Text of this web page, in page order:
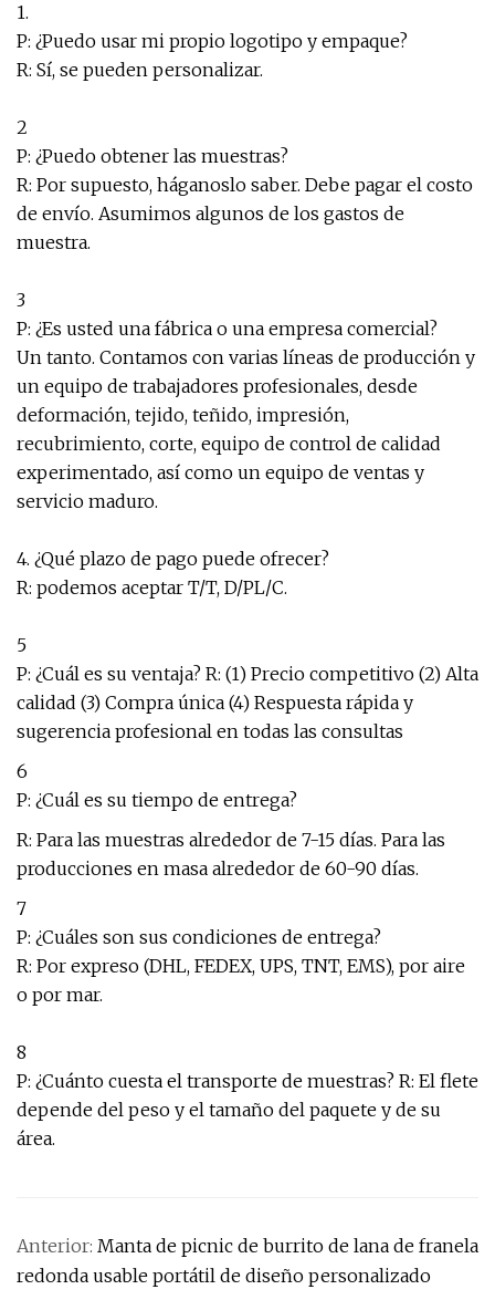
1.
P: ¿Puedo usar mi propio logotipo y empaque?
R: Sí, se pueden personalizar.
2
P: ¿Puedo obtener las muestras?
R: Por supuesto, háganoslo saber. Debe pagar el costo
de envío. Asumimos algunos de los gastos de
muestra.
3
P: ¿Es usted una fábrica o una empresa comercial?
Un tanto. Contamos con varias líneas de producción y
un equipo de trabajadores profesionales, desde
deformación, tejido, teñido, impresión,
recubrimiento, corte, equipo de control de calidad
experimentado, así como un equipo de ventas y
servicio maduro.
4. ¿Qué plazo de pago puede ofrecer?
R: podemos aceptar T/T, D/PL/C.
5
P: ¿Cuál es su ventaja? R: (1) Precio competitivo (2) Alta
calidad (3) Compra única (4) Respuesta rápida y
sugerencia profesional en todas las consultas
6
P: ¿Cuál es su tiempo de entrega?
R: Para las muestras alrededor de 7-15 días. Para las
producciones en masa alrededor de 60-90 días.
7
P: ¿Cuáles son sus condiciones de entrega?
R: Por expreso (DHL, FEDEX, UPS, TNT, EMS), por aire
o por mar.
8
P: ¿Cuánto cuesta el transporte de muestras? R: El flete
depende del peso y el tamaño del paquete y de su
área.
Anterior: Manta de picnic de burrito de lana de franela
redonda usable portátil de diseño personalizado